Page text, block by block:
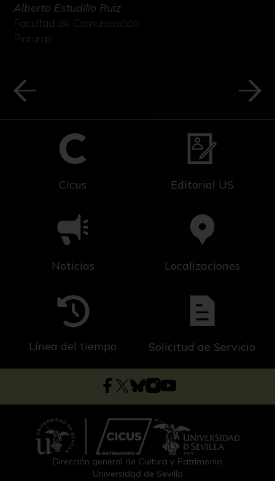
Alberto Estudillo Ruiz
Facultad de Comunicación
Pinturas
Cicus Editorial US
Noticias Localizaciones
Línea del tiempo Solicitud de Servicio
Dirección general de Cultura y Patrimonio
Universidad de Sevilla